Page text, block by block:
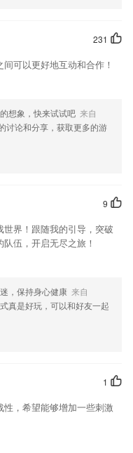
?
果您喜欢这款软件，您可以
，以帮助我们更好的对产品
231
可以更好地互动和合作！
想象，快来试试吧 来自
讨论和分享，获取更多的游
9
界！跟随我的引导，突破
伍，开启无尽之旅！
，保持身心健康 来自
真是好玩，可以和好友一起
1
，希望能够增加一些刺激